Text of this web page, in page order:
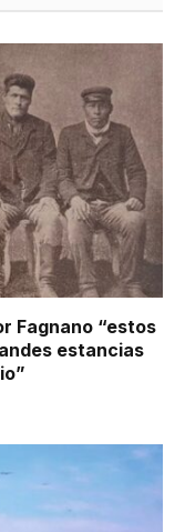
Fagnano “estos
estancias